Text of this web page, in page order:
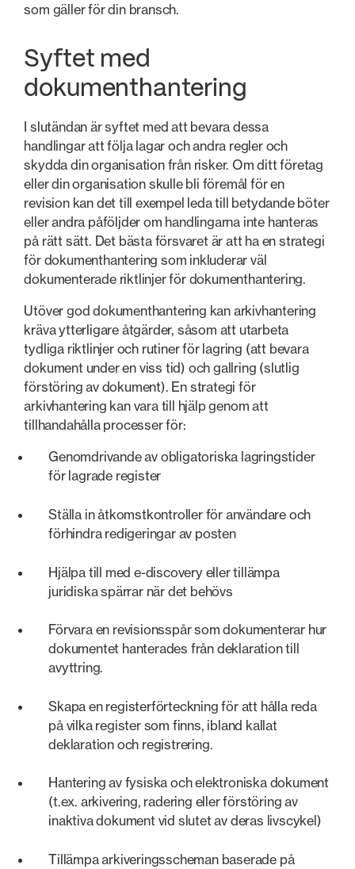
som gäller för din bransch.
Syftet med
dokumenthantering
I slutändan är syftet med att bevara dessa
handlingar att följa lagar och andra regler och
skydda din organisation från risker. Om ditt företag
eller din organisation skulle bli föremål för en
revision kan det till exempel leda till betydande böter
eller andra påföljder om handlingarna inte hanteras
på rätt sätt. Det bästa försvaret är att ha en strategi
för dokumenthantering som inkluderar väl
dokumenterade riktlinjer för dokumenthantering.
Utöver god dokumenthantering kan arkivhantering
kräva ytterligare åtgärder, såsom att utarbeta
tydliga riktlinjer och rutiner för lagring (att bevara
dokument under en viss tid) och gallring (slutlig
förstöring av dokument). En strategi för
arkivhantering kan vara till hjälp genom att
tillhandahålla processer för:
Genomdrivande av obligatoriska lagringstider
för lagrade register
Ställa in åtkomstkontroller för användare och
förhindra redigeringar av posten
Hjälpa till med e-discovery eller tillämpa
juridiska spärrar när det behövs
Förvara en revisionsspår som dokumenterar hur
dokumentet hanterades från deklaration till
avyttring.
Skapa en registerförteckning för att hålla reda
på vilka register som finns, ibland kallat
deklaration och registrering.
Hantering av fysiska och elektroniska dokument
(t.ex. arkivering, radering eller förstöring av
inaktiva dokument vid slutet av deras livscykel)
Tillämpa arkiveringsscheman baserade på